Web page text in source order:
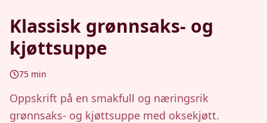
Klassisk grønnsaks- og
kjøttsuppe
75 min
Oppskrift på en smakfull og næringsrik
grønnsaks- og kjøttsuppe med oksekjøtt.